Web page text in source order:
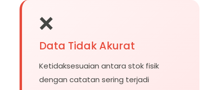
❌
Data Tidak Akurat
Ketidaksesuaian antara stok fisik
dengan catatan sering terjadi